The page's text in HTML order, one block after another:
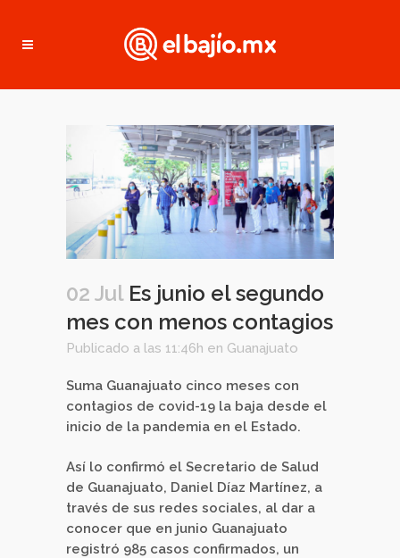
02 JulEs junio el segundo
mes con menos contagios
Publicado a las 11:46h en Guanajuato
Suma Guanajuato cinco meses con
contagios de covid-19 la baja desde el
inicio de la pandemia en el Estado.
Así lo confirmó el Secretario de Salud
de Guanajuato, Daniel Díaz Martínez, a
través de sus redes sociales, al dar a
conocer que en junio Guanajuato
registró 985 casos confirmados, un